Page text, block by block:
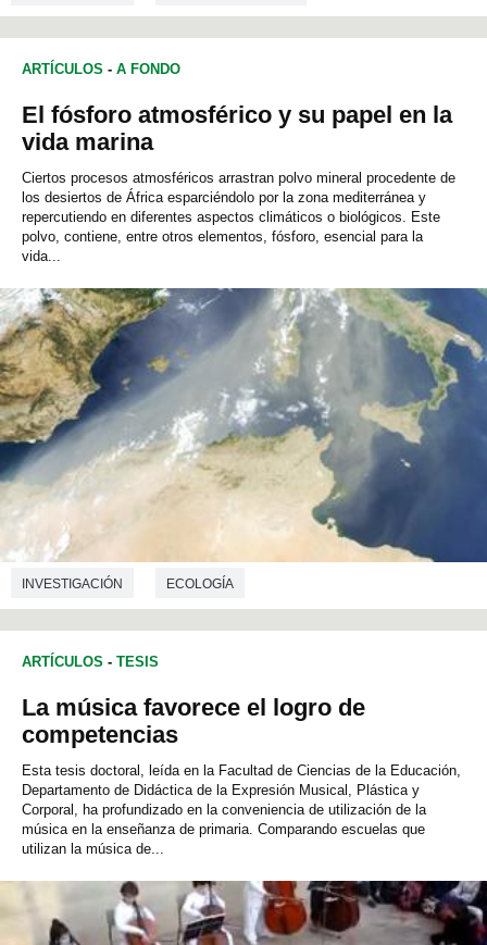
CIENCIAS DE LA EDUCACIÓN
ARTÍCULOS - A FONDO
El fósforo atmosférico y su papel en la
vida marina
Ciertos procesos atmosféricos arrastran polvo mineral procedente de
los desiertos de África esparciéndolo por la zona mediterránea y
repercutiendo en diferentes aspectos climáticos o biológicos. Este
polvo, contiene, entre otros elementos, fósforo, esencial para la
vida...
INVESTIGACIÓN ECOLOGÍA
ARTÍCULOS - TESIS
La música favorece el logro de
competencias
Esta tesis doctoral, leída en la Facultad de Ciencias de la Educación,
Departamento de Didáctica de la Expresión Musical, Plástica y
Corporal, ha profundizado en la conveniencia de utilización de la
música en la enseñanza de primaria. Comparando escuelas que
utilizan la música de...